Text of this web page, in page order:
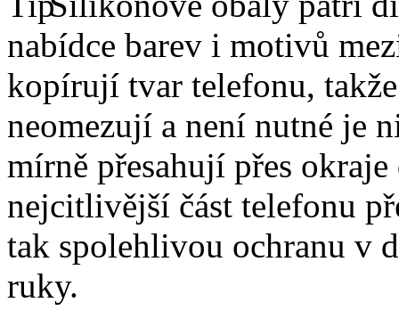
nabídce barev i motivů
kopírují tvar telefonu,
neomezují a není nutné je
mírně přesahují přes
nejcitlivější část telefonu
tak spolehlivou ochranu v
ruky.